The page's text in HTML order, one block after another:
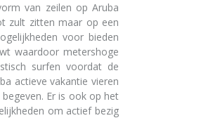
van zeilen op Aruba
zult zitten maar op een
voor bieden
waardoor metershoge
surfen voordat de
actieve vakantie vieren
Er is ook op het
om actief bezig